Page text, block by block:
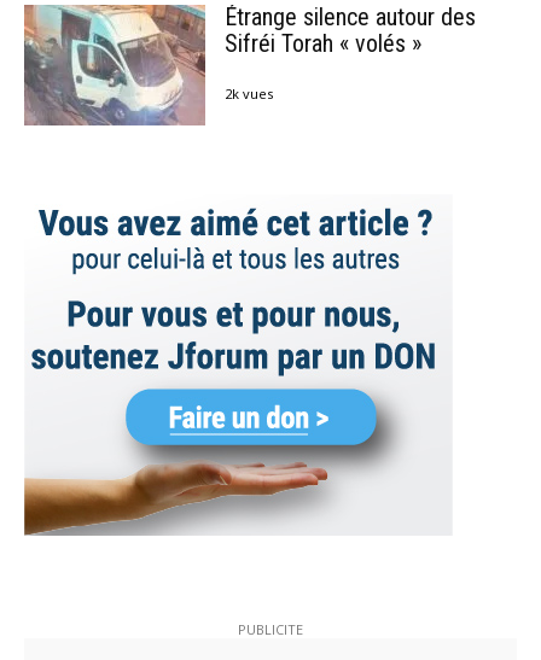
Étrange silence autour des
Sifréi Torah « volés »
2k vues